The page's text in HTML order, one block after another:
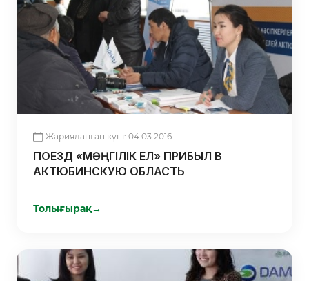
Жарияланған күні: 04.03.2016
ПОЕЗД «МӘҢГІЛІК ЕЛ» ПРИБЫЛ В
АКТЮБИНСКУЮ ОБЛАСТЬ
Толығырақ→